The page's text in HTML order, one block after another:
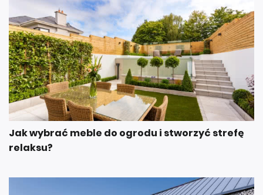
Jak wybrać meble do ogrodu i stworzyć strefę
relaksu?